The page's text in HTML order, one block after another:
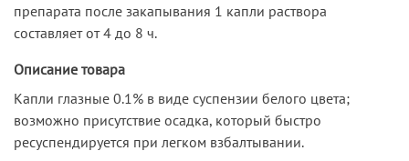
препарата после закапывания 1 капли раствора
составляет от 4 до 8 ч.
Описание товара
Капли глазные 0.1% в виде суспензии белого цвета;
возможно присутствие осадка, который быстро
ресуспендируется при легком взбалтывании.